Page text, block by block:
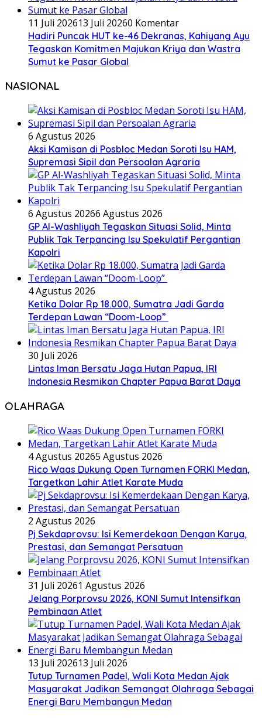
11 Juli 202613 Juli 20260 Komentar
Hadiri Puncak HUT ke-46 Dekranas, Kahiyang Ayu
Tegaskan Komitmen Majukan Kriya dan Wastra
Sumut ke Pasar Global
NASIONAL
6 Agustus 2026
Aksi Kamisan di Posbloc Medan Soroti Isu HAM,
Supremasi Sipil dan Persoalan Agraria
6 Agustus 20266 Agustus 2026
GP Al-Washliyah Tegaskan Situasi Solid, Minta
Publik Tak Terpancing Isu Spekulatif Pergantian
Kapolri
4 Agustus 2026
Ketika Dolar Rp 18.000, Sumatra Jadi Garda
Terdepan Lawan “Doom-Loop”
30 Juli 2026
Lintas Iman Bersatu Jaga Hutan Papua, IRI
Indonesia Resmikan Chapter Papua Barat Daya
OLAHRAGA
4 Agustus 20265 Agustus 2026
Rico Waas Dukung Open Turnamen FORKI Medan,
Targetkan Lahir Atlet Karate Muda
2 Agustus 2026
Pj Sekdaprovsu: Isi Kemerdekaan Dengan Karya,
Prestasi, dan Semangat Persatuan
31 Juli 20261 Agustus 2026
Jelang Porprovsu 2026, KONI Sumut Intensifkan
Pembinaan Atlet
13 Juli 202613 Juli 2026
Tutup Turnamen Padel, Wali Kota Medan Ajak
Masyarakat Jadikan Semangat Olahraga Sebagai
Energi Baru Membangun Medan